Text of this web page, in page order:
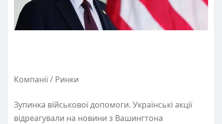
Компанії / Ринки
Зупинка військової допомоги. Українські акції
відреагували на новини з Вашингтона